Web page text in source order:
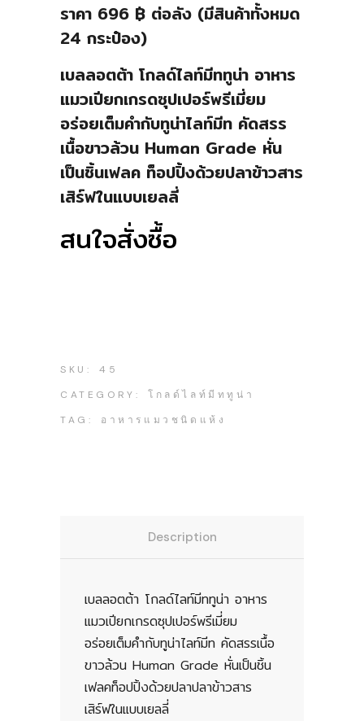
ราคา 696 ฿ ต่อลัง (มีสินค้าทั้งหมด
24 กระป๋อง)
เบลลอตต้า โกลด์ไลท์มีททูน่า อาหาร
แมวเปียกเกรดซุปเปอร์พรีเมี่ยม
อร่อยเต็มคำกับทูน่าไลท์มีท คัดสรร
เนื้อขาวล้วน Human Grade หั่น
เป็นชิ้นเฟลค ท็อปปิ้งด้วยปลาข้าวสาร
เสิร์ฟในแบบเยลลี่
สนใจสั่งซื้อ
SKU:
45
CATEGORY:
โกลด์ไลท์มีททูน่า
TAG:
อาหารแมวชนิดแห้ง
Description
เบลลอตต้า โกลด์ไลท์มีททูน่า อาหาร
แมวเปียกเกรดซุปเปอร์พรีเมี่ยม
อร่อยเต็มคำกับทูน่าไลท์มีท คัดสรรเนื้อ
ขาวล้วน Human Grade หั่นเป็นชิ้น
เฟลคท็อปปิ้งด้วยปลาปลาข้าวสาร
เสิร์ฟในแบบเยลลี่